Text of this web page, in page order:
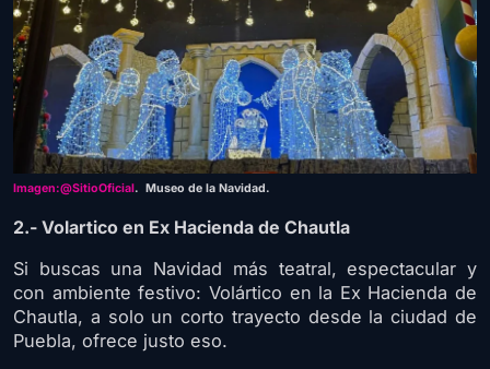
Imagen:@SitioOficial. Museo de la Navidad.
2.- Volartico en Ex Hacienda de Chautla
Si buscas una Navidad más teatral, espectacular y
con ambiente festivo: Volártico en la Ex Hacienda de
Chautla, a solo un corto trayecto desde la ciudad de
Puebla, ofrece justo eso.